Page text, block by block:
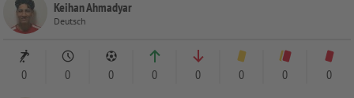
Keihan Ahmadyar
Deutsch
0 0 0 0 0 0 0 0